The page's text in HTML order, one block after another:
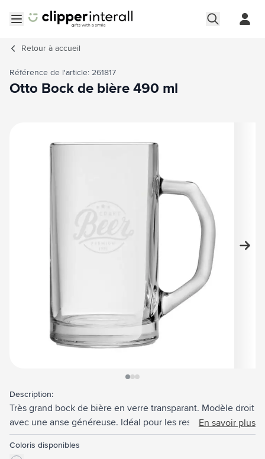
Retour à accueil
Référence de l'article: 261817
Otto Bock de bière 490 ml
Description:
Très grand bock de bière en verre transparant. Modèle droit
avec une anse généreuse. Idéal pour les restaurants et
clubs, mais aussi un support de communication lors des
fêtes (de la bière) d'octobre. Une chope de bière qui résiste
En savoir plus
Coloris disponibles